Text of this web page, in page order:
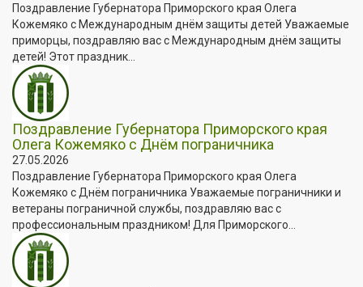
Поздравление Губернатора Приморского края Олега
Кожемяко с Международным днём защиты детей Уважаемые
приморцы, поздравляю вас с Международным днём защиты
детей! Этот праздник...
Поздравление Губернатора Приморского края
Олега Кожемяко с Днём пограничника
27.05.2026
Поздравление Губернатора Приморского края Олега
Кожемяко с Днём пограничника Уважаемые пограничники и
ветераны пограничной службы, поздравляю вас с
профессиональным праздником! Для Приморского...